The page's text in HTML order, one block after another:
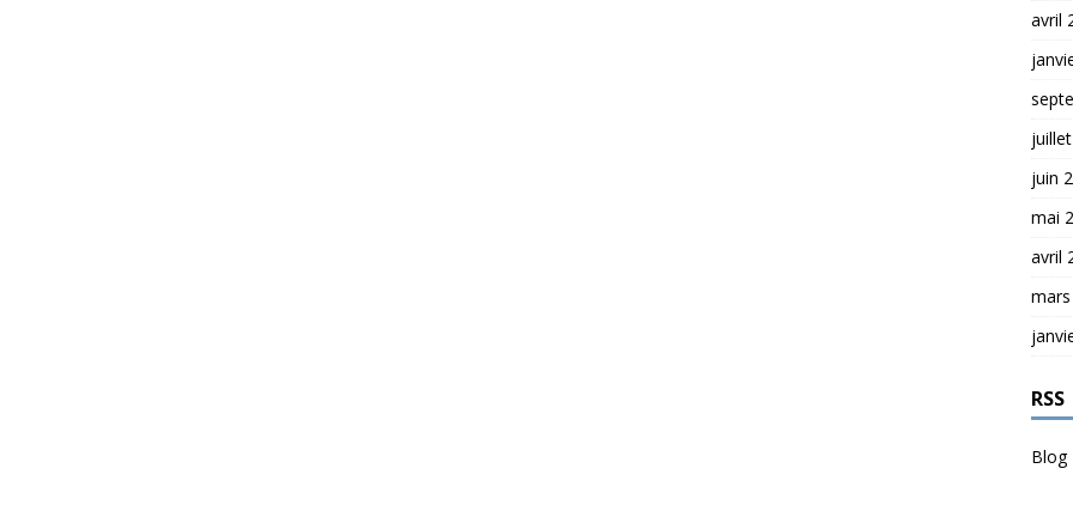
avril
juin
mai
avril
RSS
Blog